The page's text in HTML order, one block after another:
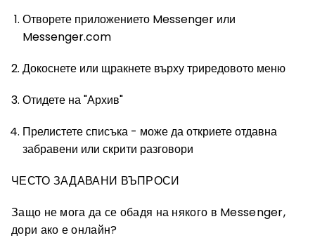
Отворете приложението Messenger или
Messenger.com
Докоснете или щракнете върху триредовото меню
Отидете на "Архив"
Прелистете списъка - може да откриете отдавна
забравени или скрити разговори
ЧЕСТО ЗАДАВАНИ ВЪПРОСИ
Защо не мога да се обадя на някого в Messenger,
дори ако е онлайн?